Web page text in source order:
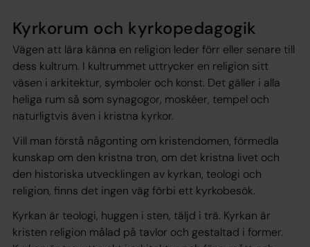
Kyrkorum och kyrkopedagogik
Vägen att lära känna en religion leder förr eller senare till
dess kultrum. I kultrummet uttrycker en religion sitt
väsen i arkitektur, symboler och konst. Det gäller i alla
heliga rum så som synagogor, moskéer, tempel och
naturligtvis även i kristna kyrkor.
Vill man förstå någonting om kristendomen, förmedla
kunskap om den kristna tron, om det kristna livet och
den historiska utvecklingen av kyrkan, teologi och
religion, finns det ingen väg förbi ett kyrkobesök.
Kyrkan är teologi, huggen i sten, täljd i trä. Kyrkan är
kristen religion målad på tavlor och gestaltad i former.